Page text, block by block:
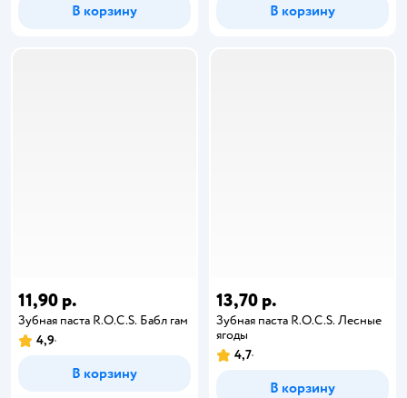
В корзину В корзину
11,90 р.
Зубная паста R.O.C.S. Бабл гам
4,9
В корзину
13,70 р.
Зубная паста R.O.C.S. Лесные
ягоды
4,7
В корзину